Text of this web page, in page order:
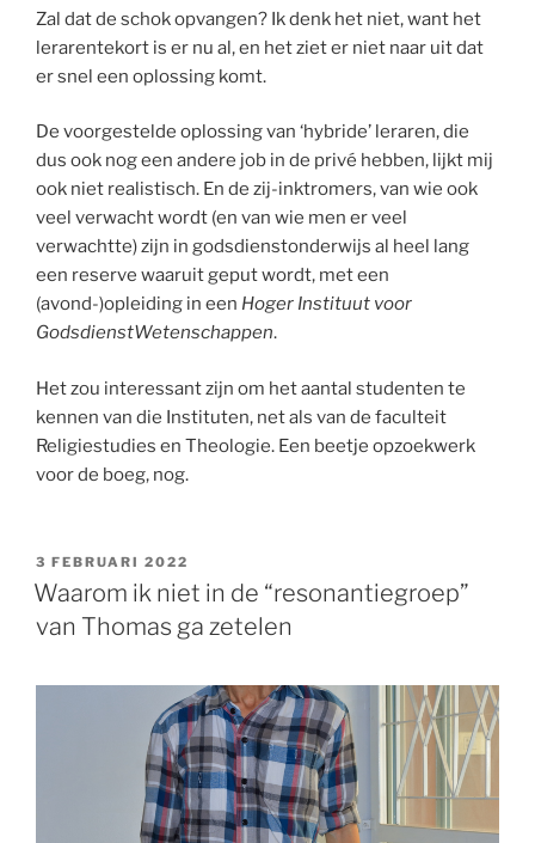
Zal dat de schok opvangen? Ik denk het niet, want het
lerarentekort is er nu al, en het ziet er niet naar uit dat
er snel een oplossing komt.
De voorgestelde oplossing van ‘hybride’ leraren, die
dus ook nog een andere job in de privé hebben, lijkt mij
ook niet realistisch. En de zij-inktromers, van wie ook
veel verwacht wordt (en van wie men er veel
verwachtte) zijn in godsdienstonderwijs al heel lang
een reserve waaruit geput wordt, met een
(avond-)opleiding in een Hoger Instituut voor
GodsdienstWetenschappen.
Het zou interessant zijn om het aantal studenten te
kennen van die Instituten, net als van de faculteit
Religiestudies en Theologie. Een beetje opzoekwerk
voor de boeg, nog.
GEPLAATST
OP
3 FEBRUARI 2022
Waarom ik niet in de “resonantiegroep”
van Thomas ga zetelen